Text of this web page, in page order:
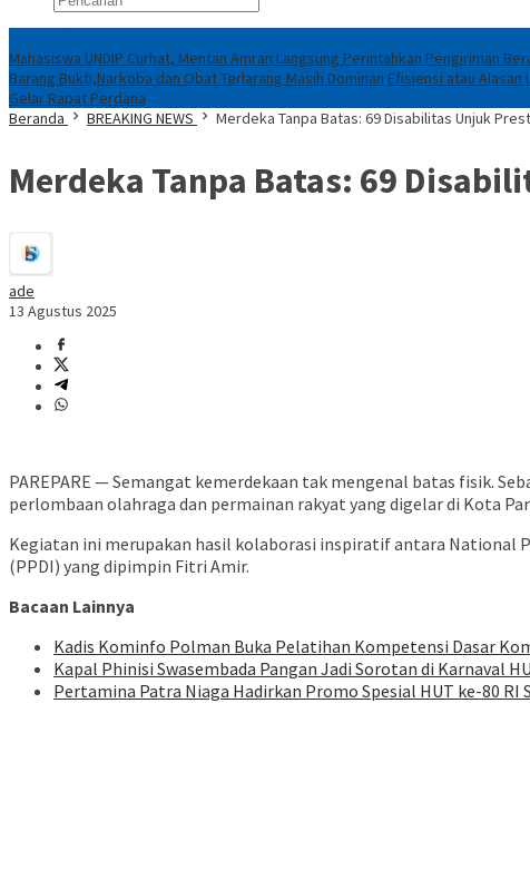
Mahasiswa UNDIP Curhat, Mentan Amran Langsung Perintahkan Pengiriman
Barang Bukti,Narkoba dan Obat Terlarang Masih Dominan Efisiensi atau Alasan
Gelar Rapat Perdana
Beranda
BREAKING NEWS Merdeka Tanpa Batas: 69 Disabilitas Unjuk
Merdeka Tanpa Batas: 69
ade
13 Agustus 2025
PAREPARE — Semangat kemerdekaan tak mengenal batas fisik.
perlombaan olahraga dan permainan rakyat yang digelar di Kota
Kegiatan ini merupakan hasil kolaborasi inspiratif antara National
(PPDI) yang dipimpin Fitri Amir.
Bacaan Lainnya
Kadis Kominfo Polman Buka Pelatihan Kompetensi Dasar
Kapal Phinisi Swasembada Pangan Jadi Sorotan di Karnaval
Pertamina Patra Niaga Hadirkan Promo Spesial HUT ke-80 RI